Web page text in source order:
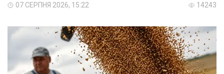
07 СЕРПНЯ 2026, 15:22 14243